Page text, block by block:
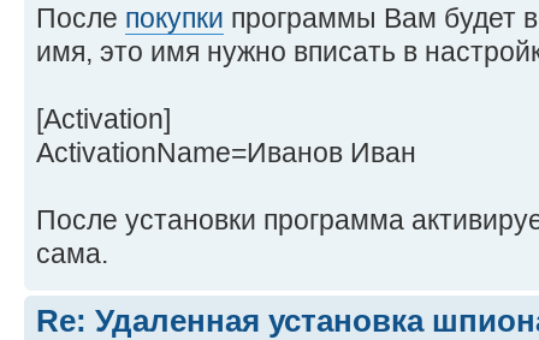
После покупки программы Вам будет
имя, это имя нужно вписать в
[Activation]
ActivationName=Иванов Иван
После установки программа
сама.
Re: Удаленная установка